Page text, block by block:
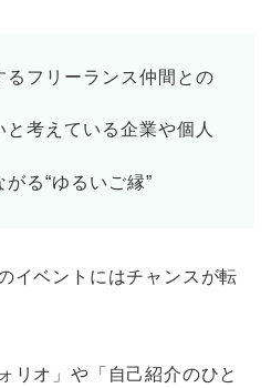
るフリーランス仲間との
考えている企業や個人
る“ゆるいご縁”
イベントにはチャンスが転
リオ」や「自己紹介のひと